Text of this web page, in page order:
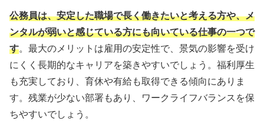
公務員は、安定した職場で長く働きたいと考える方や、メ
ンタルが弱いと感じている方にも向いている仕事の一つで
す。最大のメリットは雇用の安定性で、景気の影響を受け
にくく長期的なキャリアを築きやすいでしょう。福利厚生
も充実しており、育休や有給も取得できる傾向にありま
す。残業が少ない部署もあり、ワークライフバランスを保
ちやすいでしょう。